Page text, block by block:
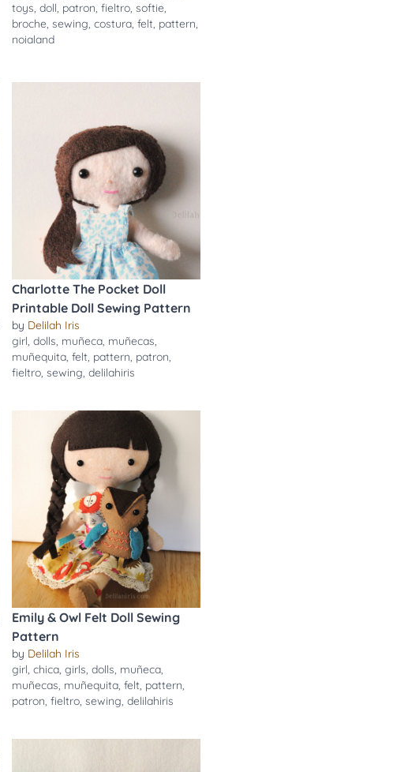
toys,doll, patron,fieltro,softie,
broche,sewing,costura,felt, pattern,
noialand
Charlotte The Pocket Doll
Printable Doll Sewing Pattern
by Delilah Iris
girl,dolls, muñeca, muñecas,
muñequita,felt, pattern, patron,
fieltro,sewing,delilahiris
Emily & Owl Felt Doll Sewing
Pattern
by Delilah Iris
girl,chica,girls,dolls, muñeca,
muñecas, muñequita,felt, pattern,
patron,fieltro,sewing,delilahiris